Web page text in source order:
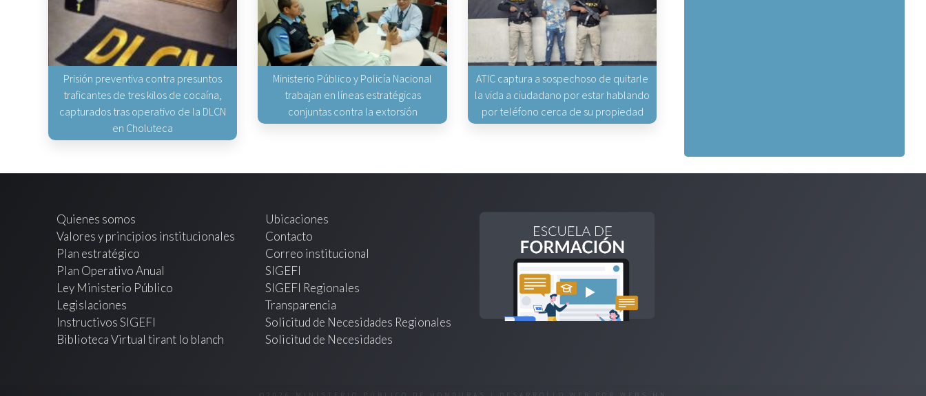
Prisión preventiva contra presuntos
traficantes de tres kilos de cocaína,
capturados tras operativo de la DLCN
en Choluteca
Ministerio Público y Policía Nacional
trabajan en líneas estratégicas
conjuntas contra la extorsión
ATIC captura a sospechoso de quitarle
la vida a ciudadano por estar hablando
por teléfono cerca de su propiedad
Quienes somos
Valores y principios institucionales
Plan estratégico
Plan Operativo Anual
Ley Ministerio Público
Legislaciones
Instructivos SIGEFI
Biblioteca Virtual tirant lo blanch
Ubicaciones
Contacto
Correo institucional
SIGEFI
SIGEFI Regionales
Transparencia
Solicitud de Necesidades Regionales
Solicitud de Necesidades